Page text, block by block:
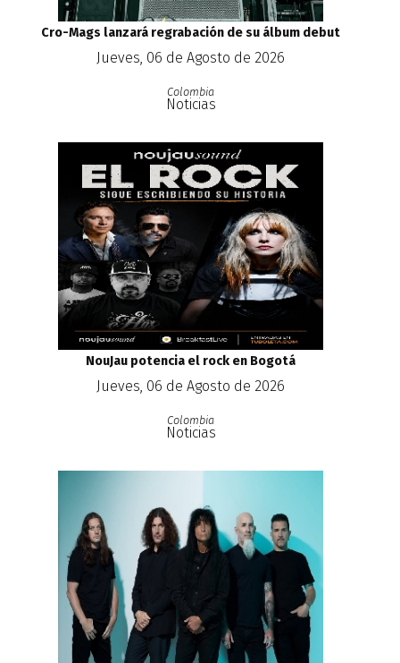
Cro-Mags lanzará regrabación de su álbum debut
Jueves, 06 de Agosto de 2026
Colombia
Noticias
NouJau potencia el rock en Bogotá
Jueves, 06 de Agosto de 2026
Colombia
Noticias